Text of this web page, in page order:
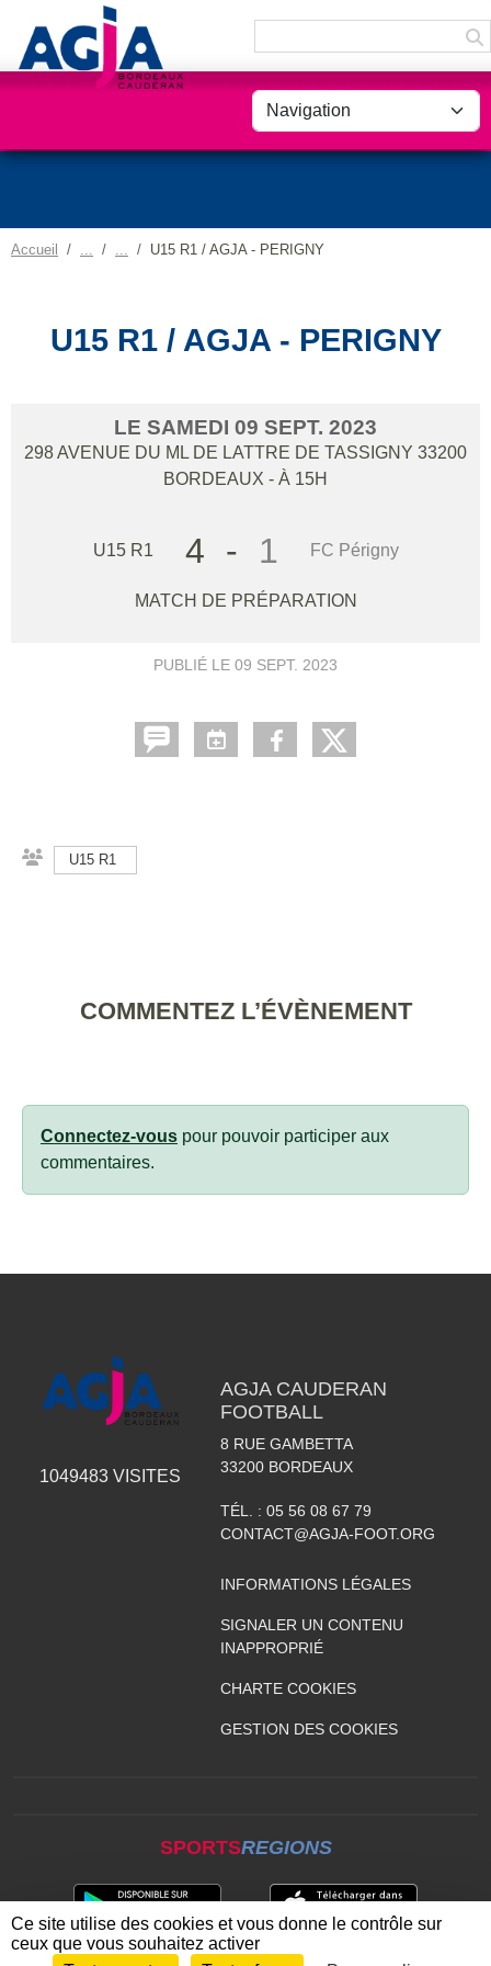
Accueil U15 R1 / AGJA - PERIGNY
U15 R1 / AGJA - PERIGNY
LE SAMEDI 09 SEPT. 2023
298 AVENUE DU ML DE LATTRE DE TASSIGNY 33200
BORDEAUX - À 15H
U15 R1 4 - 1 FC Périgny
MATCH DE PRÉPARATION
PUBLIÉ LE 09 SEPT. 2023
U15 R1
COMMENTEZ L’ÉVÈNEMENT
Connectez-vous pour pouvoir participer aux
commentaires.
1049483VISITES
AGJA CAUDERAN
FOOTBALL
8 RUE GAMBETTA
33200 BORDEAUX
TÉL. : 05 56 08 67 79
CONTACT@AGJA-FOOT.ORG
INFORMATIONS LÉGALES
SIGNALER UN CONTENU
INAPPROPRIÉ
CHARTE COOKIES
GESTION DES COOKIES
SPORTSREGIONS
Panneau de gestion des cookies
Ce site utilise des cookies et vous donne le contrôle sur
ceux que vous souhaitez activer